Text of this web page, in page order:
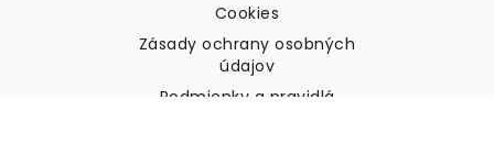
Cookies
Zásady ochrany osobných
údajov
Podmienky a pravidlá